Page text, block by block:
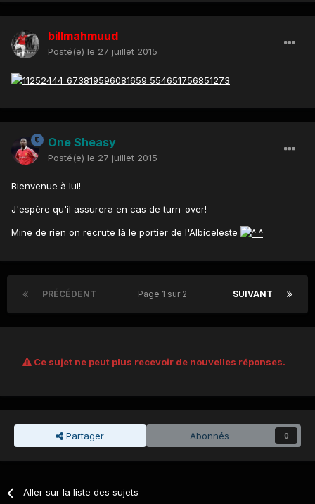
billmahmuud
Posté(e) le 27 juillet 2015
One Sheasy
Posté(e) le 27 juillet 2015
Bienvenue à lui!
J'espère qu'il assurera en cas de turn-over!
Mine de rien on recrute là le portier de l'Albiceleste
PRÉCÉDENT SUIVANT
Page 1 sur 2
Ce sujet ne peut plus recevoir de nouvelles réponses.
Partager Abonnés 0
Aller sur la liste des sujets